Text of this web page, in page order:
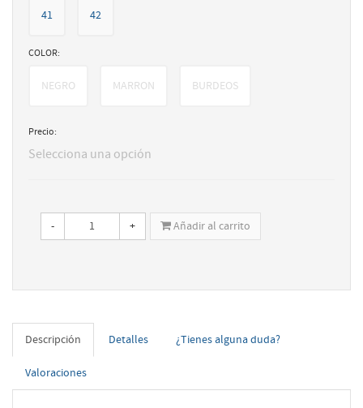
41 42
COLOR:
NEGRO MARRON BURDEOS
Precio:
Selecciona una opción
- + Añadir al carrito
Descripción Detalles ¿Tienes alguna duda?
Valoraciones